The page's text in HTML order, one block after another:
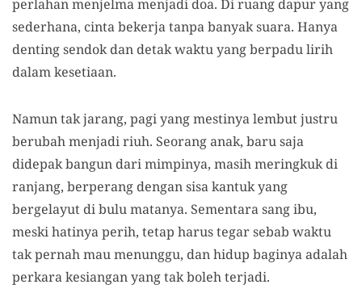
perlahan menjelma menjadi doa. Di ruang dapur yang
sederhana, cinta bekerja tanpa banyak suara. Hanya
denting sendok dan detak waktu yang berpadu lirih
dalam kesetiaan.
Namun tak jarang, pagi yang mestinya lembut justru
berubah menjadi riuh. Seorang anak, baru saja
didepak bangun dari mimpinya, masih meringkuk di
ranjang, berperang dengan sisa kantuk yang
bergelayut di bulu matanya. Sementara sang ibu,
meski hatinya perih, tetap harus tegar sebab waktu
tak pernah mau menunggu, dan hidup baginya adalah
perkara kesiangan yang tak boleh terjadi.